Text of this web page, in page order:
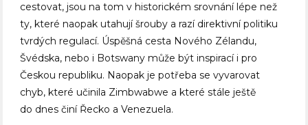
cestovat, jsou na tom v historickém srovnání lépe než
ty, které naopak utahují šrouby a razí direktivní politiku
tvrdých regulací. Úspěšná cesta Nového Zélandu,
Švédska, nebo i Botswany může být inspirací i pro
Českou republiku. Naopak je potřeba se vyvarovat
chyb, které učinila Zimbwabwe a které stále ještě
do dnes činí Řecko a Venezuela.